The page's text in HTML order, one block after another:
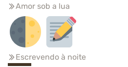
Amor sob a lua
Escrevendo à noite